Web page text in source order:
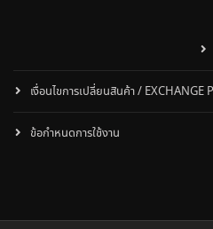
เงื่อนไขการเปลี่ยนสินค้า / EXCHANGE
ข้อกำหนดการใช้งาน